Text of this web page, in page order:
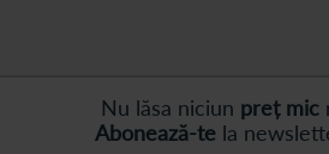
Nu lăsa niciun preț mic
Abonează-tela